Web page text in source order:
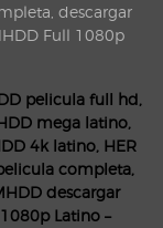
descargar
Full 1080p
pelicula full hd,
mega latino,
4k latino, HER
completa,
descargar
Latino –